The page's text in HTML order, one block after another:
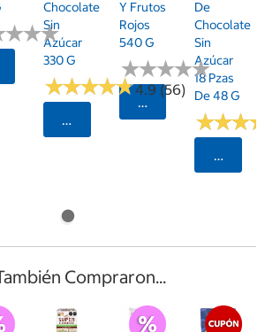
Postal
★★★
★★★
Código Postal
Chocolate
Sin
Azúcar
330 G
★★★★★
★★★★★4.9 (56)
Seleccionar Código Postal
Y Frutos
Rojos
540 G
★★★★★
★★★★★
Seleccionar
De
Chocolate
Sin
Azúcar
18 Pzas
De 48 G
★★★
★★★
Compraron...